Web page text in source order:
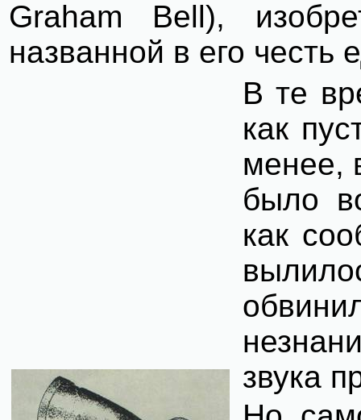
Graham
Bell),
названной в его честь
В те
как
менее,
было
как
звука